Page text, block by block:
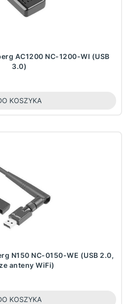
AC1200 NC-1200-WI (USB
3.0)
KOSZYKA
N150 NC-0150-WE (USB 2.0,
anteny WiFi)
KOSZYKA